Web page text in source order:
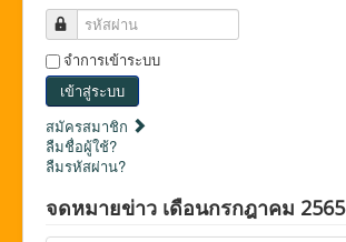
รหัสผ่าน
จำการเข้าระบบ
เข้าสู่ระบบ
สมัครสมาชิก
ลืมชื่อผู้ใช้?
ลืมรหัสผ่าน?
จดหมายข่าว เดือนกรกฎาคม 2565